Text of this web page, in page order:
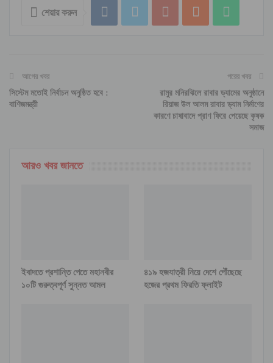
শেয়ার করুন
আগের খবর
সিস্টেম মতোই নির্বাচন অনুষ্ঠিত হবে :
বাণিজমন্ত্রী
পরের খবর
রামুর মনিরঝিলে রাবার ড্যামের অনুষ্ঠানে
রিয়াজ উল আলম রাবার ড্যাম নির্মাণের
কারণে চাষাবাদে প্রাণ ফিরে পেয়েছে কৃষক
সমাজ
আরও খবর জানতে
ইবাদতে প্রশান্তি পেতে মহানবীর
১০টি গুরুত্বপূর্ণ সুন্নত আমল
৪১৯ হজযাত্রী নিয়ে দেশে পৌঁছেছে
হজের প্রথম ফিরতি ফ্লাইট